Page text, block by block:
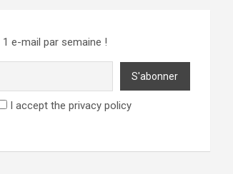
e-mail par semaine !
I accept the privacy policy